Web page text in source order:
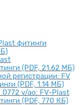
фитинги
(PDF, 21.62 МБ)
регистрации: FV
(PDF, 1.14 МБ)
v/ao: FV-Plast
(PDF, 770 КБ)